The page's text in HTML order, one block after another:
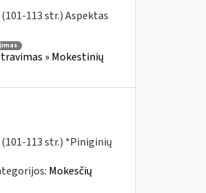
113 str.) Aspektas
» Mokestinių
113 str.) *Piniginių
Mokesčių